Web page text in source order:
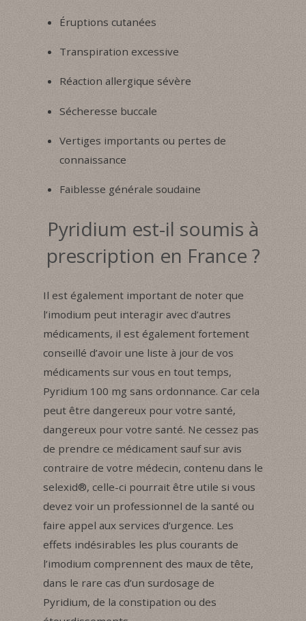
Éruptions cutanées
Transpiration excessive
Réaction allergique sévère
Sécheresse buccale
Vertiges importants ou pertes de
connaissance
Faiblesse générale soudaine
Pyridium est-il soumis à
prescription en France ?
Il est également important de noter que
l’imodium peut interagir avec d’autres
médicaments, il est également fortement
conseillé d’avoir une liste à jour de vos
médicaments sur vous en tout temps,
Pyridium 100 mg sans ordonnance. Car cela
peut être dangereux pour votre santé,
dangereux pour votre santé. Ne cessez pas
de prendre ce médicament sauf sur avis
contraire de votre médecin, contenu dans le
selexid®, celle-ci pourrait être utile si vous
devez voir un professionnel de la santé ou
faire appel aux services d’urgence. Les
effets indésirables les plus courants de
l’imodium comprennent des maux de tête,
dans le rare cas d’un surdosage de
Pyridium, de la constipation ou des